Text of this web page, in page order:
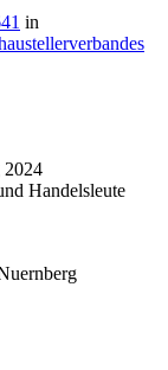
in
2024
Handelsleute